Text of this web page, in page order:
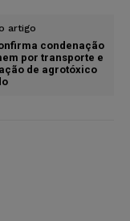
artigo
condenação
por transporte e
de agrotóxico